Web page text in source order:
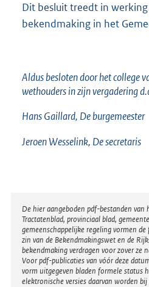
Dit besluit treedt in
bekendmaking in het
Aldus besloten door het college
wethouders in zijn vergadering
Hans Gaillard, De burgemeester
Jeroen Wesselink, De secretaris
Disclaimer
De hier aangeboden pdf-bestanden van
Tractatenblad, provinciaal blad,
gemeenschappelijke regeling vormen
zin van de Bekendmakingswet en de
bekendmaking verdragen voor zover ze
Voor pdf-publicaties van vóór deze
vorm uitgegeven bladen formele status
elektronische versies daarvan worden